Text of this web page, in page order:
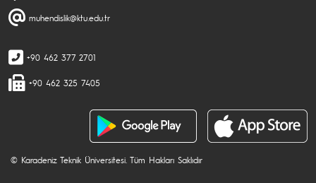
muhendislik@ktu.edu.tr
+90 462 377 2701
+90 462 325 7405
© Karadeniz Teknik Üniversitesi. Tüm Hakları Saklıdır